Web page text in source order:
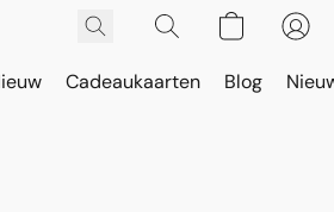
Cadeaukaarten Blog